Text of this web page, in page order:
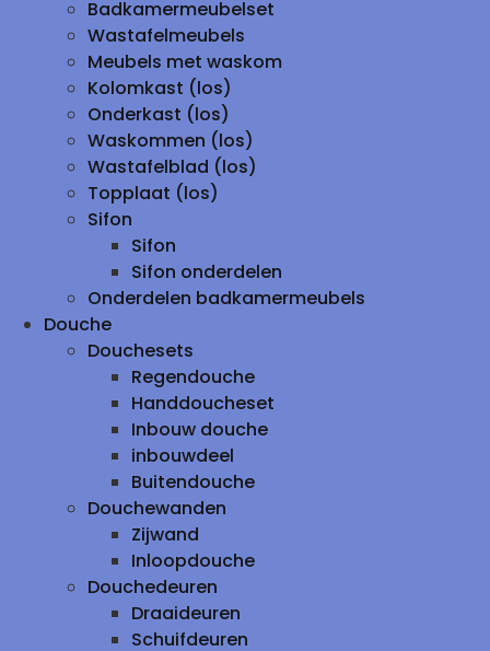
Badkamermeubelset
Wastafelmeubels
Meubels met waskom
Kolomkast (los)
Onderkast (los)
Waskommen (los)
Wastafelblad (los)
Topplaat (los)
Sifon
Sifon
Sifon onderdelen
Onderdelen badkamermeubels
Douche
Douchesets
Regendouche
Handdoucheset
Inbouw douche
inbouwdeel
Buitendouche
Douchewanden
Zijwand
Inloopdouche
Douchedeuren
Draaideuren
Schuifdeuren